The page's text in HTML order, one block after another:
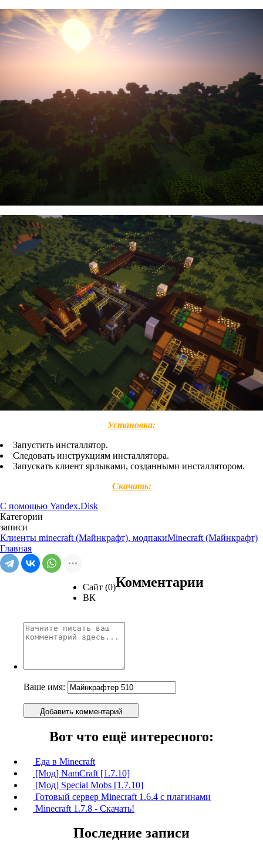
Установка:
Запустить инсталлятор.
Следовать инструкциям инсталлятора.
Запускать клиент ярлыками, созданными инсталлятором.
Скачать:
С помощью Yandex.Disk
Категории
записи
Клиенты minecraft (Майнкрафт), модпакиMinecraft (Майнкрафт)
Главная
Сайт (0)
ВК
Комментарии
Ваше имя:
Добавить комментарий
Вот что ещё интересного:
Еда в Minecraft
[Мод] NamCraft [1.7.10]
[Мод] Special Mobs [1.7.10]
Готовый сервер Minecraft 1.6.4 с плагинами
Minecraft 1.7.8 - Скачать!
Последние записи